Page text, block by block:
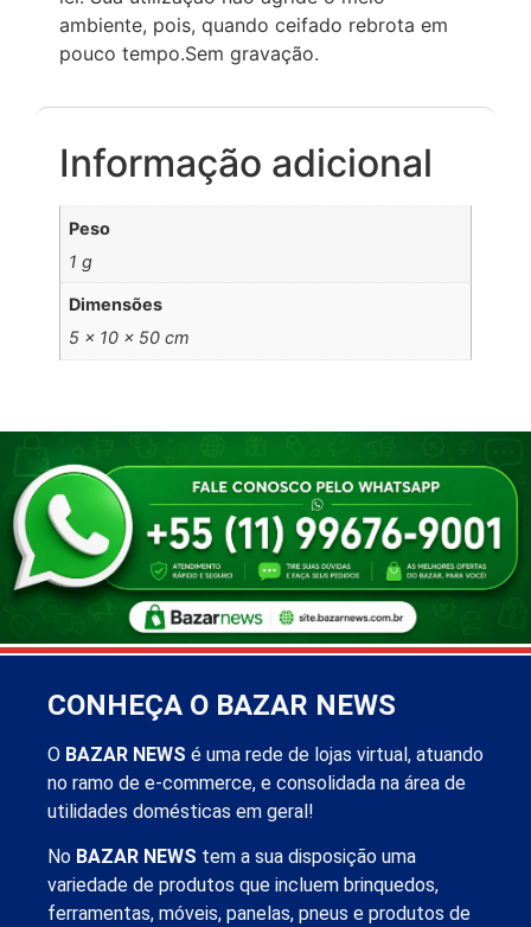
ambiente, pois, quando ceifado rebrota em
pouco tempo.Sem gravação.
Informação adicional
Peso
1 g
Dimensões
5 × 10 × 50 cm
CONHEÇA O BAZAR NEWS
O BAZAR NEWS é uma rede de lojas virtual, atuando
no ramo de e-commerce, e consolidada na área de
utilidades domésticas em geral!
No BAZAR NEWS tem a sua disposição uma
variedade de produtos que incluem brinquedos,
ferramentas, móveis, panelas, pneus e produtos de